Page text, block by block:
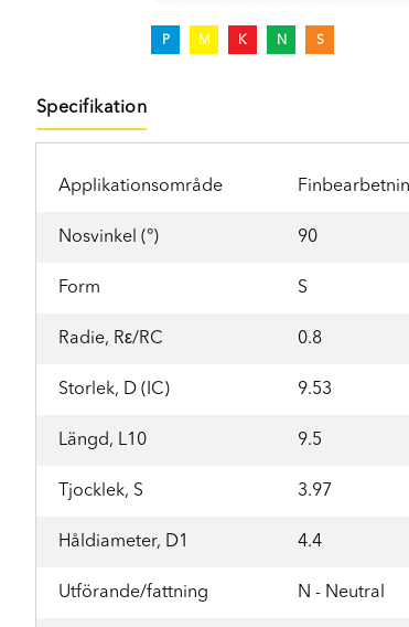
P M K N S
Specifikation
Applikationsområde
Nosvinkel (°) 90
Form S
Radie, Rε/RC 0.8
Storlek, D (IC) 9.53
Längd, L10 9.5
Tjocklek, S 3.97
Håldiameter, D1 4.4
Utförande/fattning N - Neutral